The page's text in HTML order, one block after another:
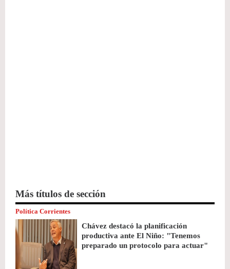
Más títulos de sección
Política Corrientes
Chávez destacó la planificación
productiva ante El Niño: "Tenemos
preparado un protocolo para actuar"